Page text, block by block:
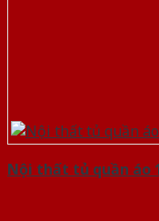
Nội thất tủ quần áo